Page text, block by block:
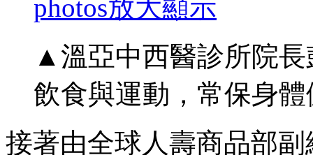
photos放大顯示
▲溫亞中西醫診所院
飲食與運動，常保身
接著由全球人壽商品部